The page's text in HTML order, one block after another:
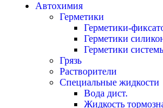
Автохимия
Герметики
Герметики-
Герметики
Герметики
Грязь
Растворители
Специальные жидкости
Вода дист.
Жидкость